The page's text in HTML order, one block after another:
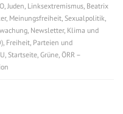
Juden Linksextremismus Beatrix
, Meinungsfreiheit Sexualpolitik
Newsletter, Klima und
Freiheit Parteien und
Startseite Grüne ÖRR –